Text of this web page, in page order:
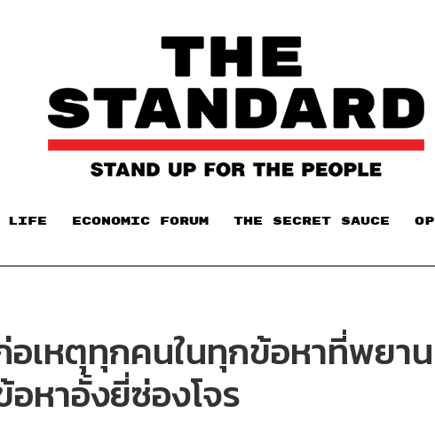
LIFE ECONOMIC FORUM THE SECRET SAUCE​
อเหตุทุกคนในทุกข้อหาที่พยา
อหาอั้งยี่ซ่องโจร